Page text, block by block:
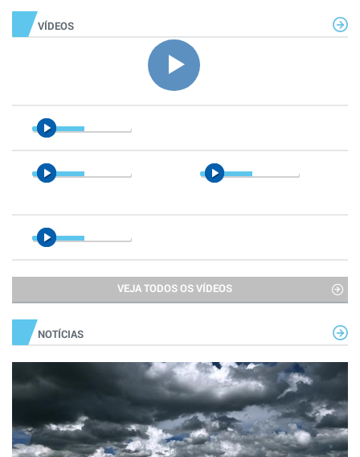
VÍDEOS
VEJA TODOS OS VÍDEOS
NOTÍCIAS